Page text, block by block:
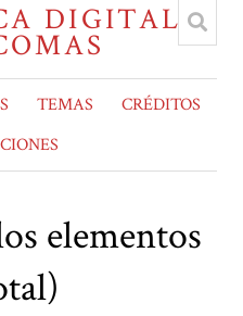
TEMAS
CRÉDITOS
elementos